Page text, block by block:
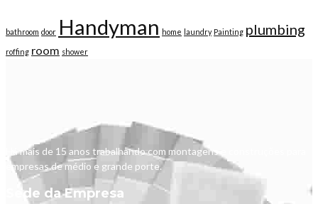
bathroom door Handyman home laundry Painting plumbing
roffing room shower
Há mais de 15 anos trabalhando com montagens e construções para
empresas de médio e grande porte.
Sede da Empresa